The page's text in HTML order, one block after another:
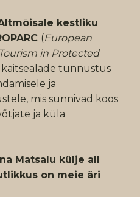
kestliku
(European
in Protected
kaitsealade tunnustus
ja
mis sünnivad koos
ja küla
Matsalu külje all
on meie äri